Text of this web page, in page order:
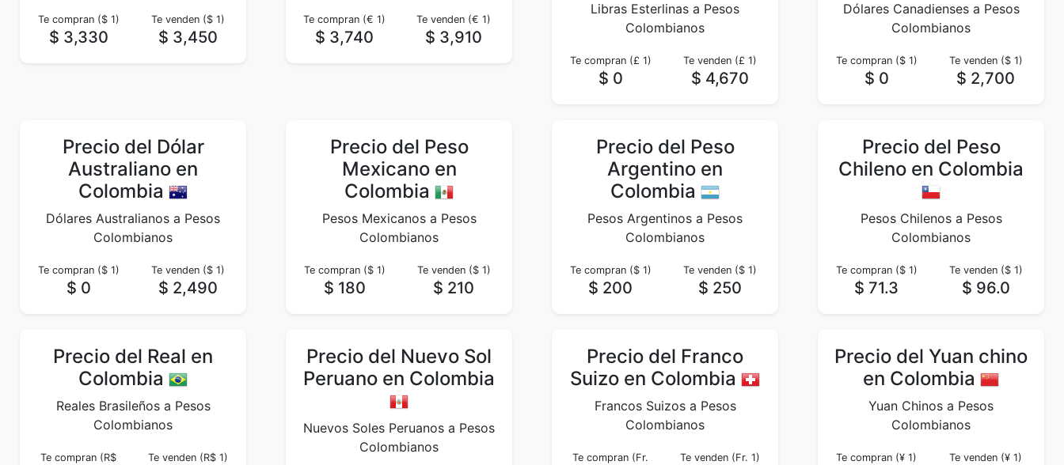
Te compran ($ 1)
$ 3,330
Te venden ($ 1)
$ 3,450
Te compran (€ 1)
$ 3,740
Te venden (€ 1)
$ 3,910
Libras Esterlinas a Pesos
Colombianos
Te compran (£ 1)
$ 0
Te venden (£ 1)
$ 4,670
Dólares Canadienses a Pesos
Colombianos
Te compran ($ 1)
$ 0
Te venden ($ 1)
$ 2,700
Precio del Dólar
Australiano en
Colombia
Dólares Australianos a Pesos
Colombianos
Te compran ($ 1)
$ 0
Te venden ($ 1)
$ 2,490
Precio del Peso
Mexicano en
Colombia
Pesos Mexicanos a Pesos
Colombianos
Te compran ($ 1)
$ 180
Te venden ($ 1)
$ 210
Precio del Peso
Argentino en
Colombia
Pesos Argentinos a Pesos
Colombianos
Te compran ($ 1)
$ 200
Te venden ($ 1)
$ 250
Precio del Peso
Chileno en Colombia
Pesos Chilenos a Pesos
Colombianos
Te compran ($ 1)
$ 71.3
Te venden ($ 1)
$ 96.0
Precio del Real en
Colombia
Reales Brasileños a Pesos
Colombianos
Te compran (R$
Te venden (R$ 1)
Precio del Nuevo Sol
Peruano en Colombia
Nuevos Soles Peruanos a Pesos
Colombianos
Precio del Franco
Suizo en Colombia
Francos Suizos a Pesos
Colombianos
Te compran (Fr.
Te venden (Fr. 1)
Precio del Yuan chino
en Colombia
Yuan Chinos a Pesos
Colombianos
Te compran (¥ 1) Te venden (¥ 1)